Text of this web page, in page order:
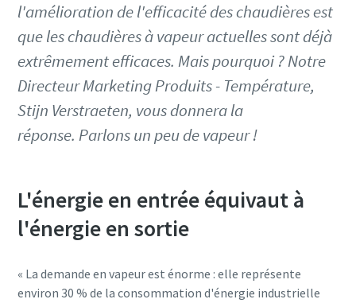
l'amélioration de l'efficacité des chaudières est
que les chaudières à vapeur actuelles sont déjà
extrêmement efficaces. Mais pourquoi ? Notre
Directeur Marketing Produits - Température,
Stijn Verstraeten, vous donnera la
réponse. Parlons un peu de vapeur !
L'énergie en entrée équivaut à
l'énergie en sortie
« La demande en vapeur est énorme : elle représente
environ 30 % de la consommation d'énergie industrielle